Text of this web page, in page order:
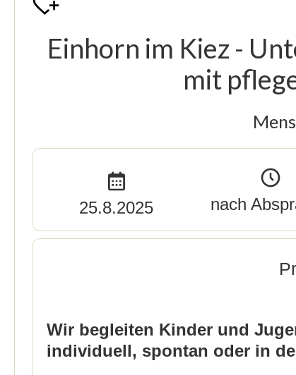
Einhorn im Kiez -
mit
25.8.2025 nach
Wir begleiten Kinder und
individuell, spontan oder in